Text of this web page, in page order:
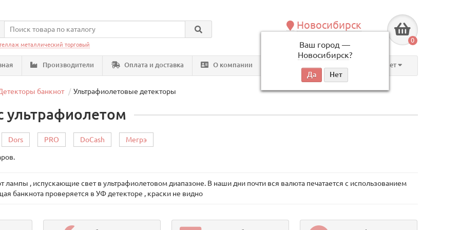
Новосибирск
Ваш город —
Новосибирск?
по будням, с 09:00 до 18:00
0
металлический торговый
Производители Оплата и доставка О компании Личный кабинет
банкнот Ультрафиолетовые детекторы
ультрафиолетом
Dors PRO DoCash Мегрэ
лампы , испускающие свет в ультрафиолетовом диапазоне. В наши дни почти вся валюта печатается с использованием
банкнота проверяется в УФ детекторе , краски не видно